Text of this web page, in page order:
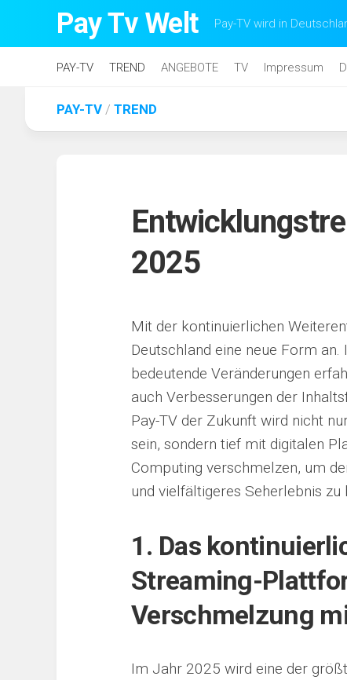
Pay Tv Welt Pay-TV wird in
PAY-TV TREND ANGEBOTE TV Impressum
PAY-TV / TREND
2025
Mit der kontinuierlichen
Deutschland eine neue Form
bedeutende Veränderungen
auch Verbesserungen der
Pay-TV der Zukunft wird nicht
sein, sondern tief mit digitalen
Computing verschmelzen, um
und vielfältigeres Seherlebnis zu
1. Das
Streaming-
Verschmelzung
Im Jahr 2025 wird eine der